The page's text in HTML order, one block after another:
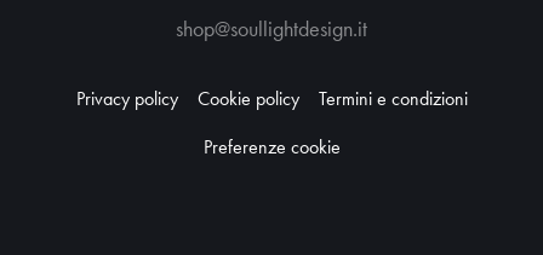
shop@soullightdesign.it
Privacy policy Cookie policy
Termini e condizioni
Preferenze cookie